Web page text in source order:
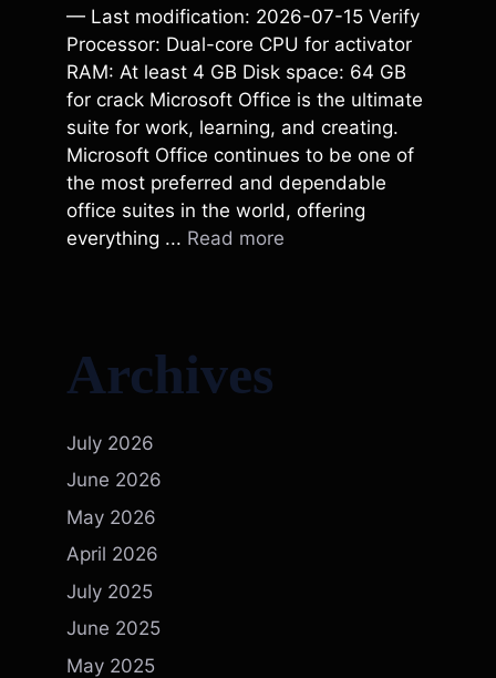
— Last modification: 2026-07-15 Verify
Processor: Dual-core CPU for activator
RAM: At least 4 GB Disk space: 64 GB
for crack Microsoft Office is the ultimate
suite for work, learning, and creating.
Microsoft Office continues to be one of
the most preferred and dependable
office suites in the world, offering
everything ... Read more
Archives
July 2026
June 2026
May 2026
April 2026
July 2025
June 2025
May 2025